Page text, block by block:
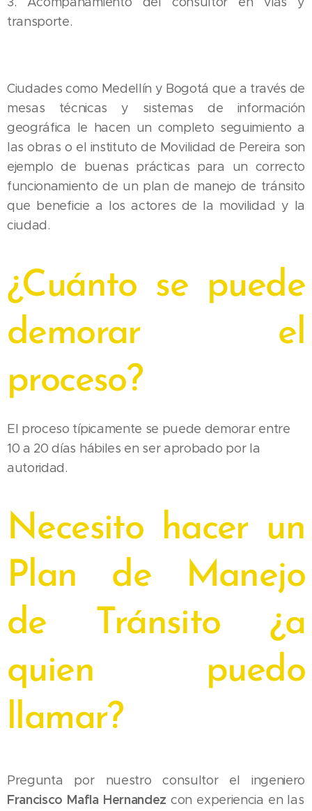
transporte.
Ciudades como Medellín y Bogotá que a través de
mesas técnicas y sistemas de información
geográfica le hacen un completo seguimiento a
las obras o el instituto de Movilidad de Pereira son
ejemplo de buenas prácticas para un correcto
funcionamiento de un plan de manejo de tránsito
que beneficie a los actores de la movilidad y la
ciudad.
¿Cuánto se puede
demorar el
proceso?
El proceso típicamente se puede demorar entre
10 a 20 días hábiles en ser aprobado por la
autoridad.
Necesito hacer un
Plan de Manejo
de Tránsito ¿a
quien puedo
llamar?
Pregunta por nuestro consultor el ingeniero
Francisco Mafla Hernandezcon experiencia en las